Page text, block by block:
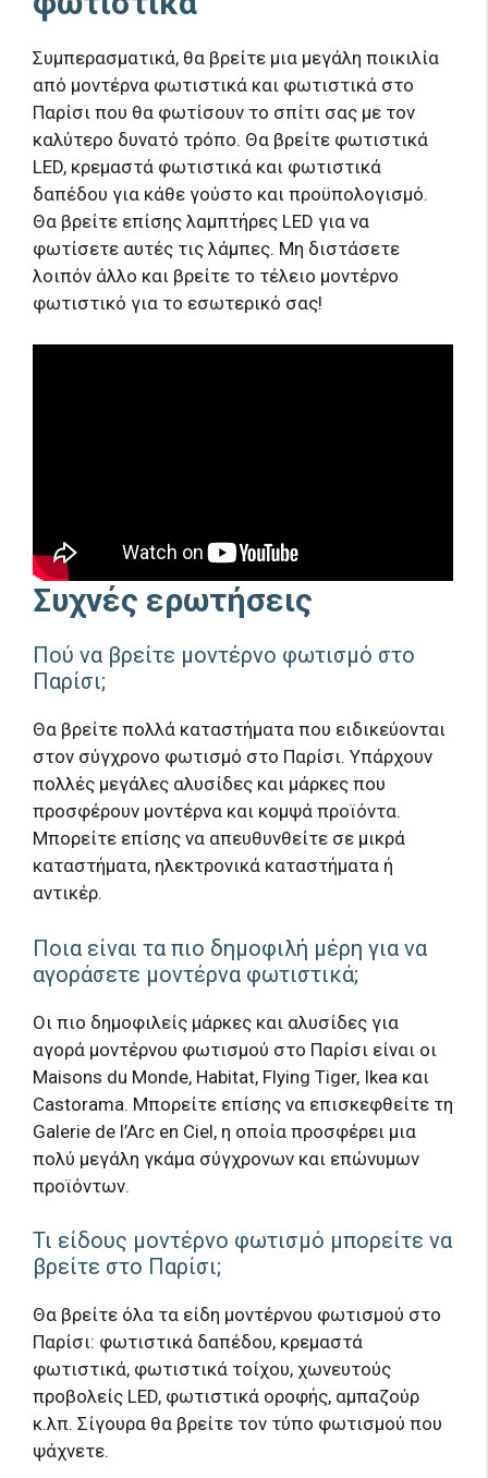
Συμπερασματικά, θα βρείτε μια μεγάλη ποικιλία
από μοντέρνα φωτιστικά και φωτιστικά στο
Παρίσι που θα φωτίσουν το σπίτι σας με τον
καλύτερο δυνατό τρόπο. Θα βρείτε φωτιστικά
LED, κρεμαστά φωτιστικά και φωτιστικά
δαπέδου για κάθε γούστο και προϋπολογισμό.
Θα βρείτε επίσης λαμπτήρες LED για να
φωτίσετε αυτές τις λάμπες. Μη διστάσετε
λοιπόν άλλο και βρείτε το τέλειο μοντέρνο
φωτιστικό για το εσωτερικό σας!
Συχνές ερωτήσεις
Πού να βρείτε μοντέρνο φωτισμό στο
Παρίσι;
Θα βρείτε πολλά καταστήματα που ειδικεύονται
στον σύγχρονο φωτισμό στο Παρίσι. Υπάρχουν
πολλές μεγάλες αλυσίδες και μάρκες που
προσφέρουν μοντέρνα και κομψά προϊόντα.
Μπορείτε επίσης να απευθυνθείτε σε μικρά
καταστήματα, ηλεκτρονικά καταστήματα ή
αντικέρ.
Ποια είναι τα πιο δημοφιλή μέρη για να
αγοράσετε μοντέρνα φωτιστικά;
Οι πιο δημοφιλείς μάρκες και αλυσίδες για
αγορά μοντέρνου φωτισμού στο Παρίσι είναι οι
Maisons du Monde, Habitat, Flying Tiger, Ikea και
Castorama. Μπορείτε επίσης να επισκεφθείτε τη
Galerie de l’Arc en Ciel, η οποία προσφέρει μια
πολύ μεγάλη γκάμα σύγχρονων και επώνυμων
προϊόντων.
Τι είδους μοντέρνο φωτισμό μπορείτε να
βρείτε στο Παρίσι;
Θα βρείτε όλα τα είδη μοντέρνου φωτισμού στο
Παρίσι: φωτιστικά δαπέδου, κρεμαστά
φωτιστικά, φωτιστικά τοίχου, χωνευτούς
προβολείς LED, φωτιστικά οροφής, αμπαζούρ
κ.λπ. Σίγουρα θα βρείτε τον τύπο φωτισμού που
ψάχνετε.